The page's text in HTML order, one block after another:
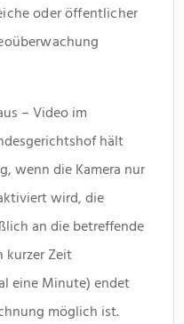
oder öffentlicher
– Video im
hält
wenn die Kamera nur
wird, die
an die betreffende
kurzer Zeit
eine Minute) endet
möglich ist.